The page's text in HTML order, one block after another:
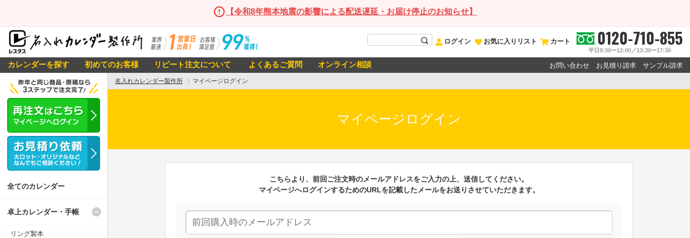
【令和8年熊本地震の影響による配送遅延・お届け停止のお知らせ】
ログイン お気に入りリスト カート 0120-710-855
平日9:30〜12:00／13:30〜17:30
カレンダーを探す 初めてのお客様 リピート注文について よくあるご質問 オンライン相談 お問い合わせ お見積り請求 サンプル請求
名入れカレンダー製作所 マイページログイン
マイページログイン
こちらより、前回ご注文時のメールアドレスをご入力の上、送信してください。
マイページへログインするためのURLを記載したメールをお送りさせていただきます。
全てのカレンダー
卓上カレンダー・手帳
リング製本